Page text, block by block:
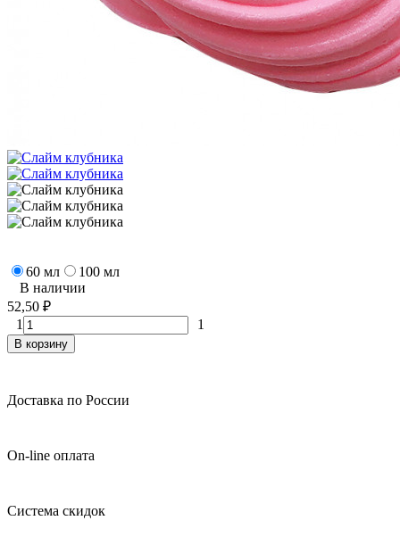
60 мл
100 мл
В наличии
52,50 ₽
1
1
В корзину
Доставка по России
On-line оплата
Система скидок